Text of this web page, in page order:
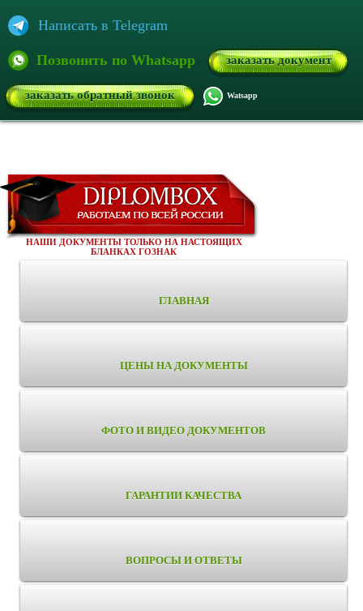
Написать в Telegram
Позвонить по Whatsapp заказать документ
заказать обратный звонок Watsapp
НАШИ ДОКУМЕНТЫ ТОЛЬКО НА НАСТОЯЩИХ
БЛАНКАХ ГОЗНАК
ГЛАВНАЯ
ЦЕНЫ НА ДОКУМЕНТЫ
ФОТО И ВИДЕО ДОКУМЕНТОВ
ГАРАНТИИ КАЧЕСТВА
ВОПРОСЫ И ОТВЕТЫ